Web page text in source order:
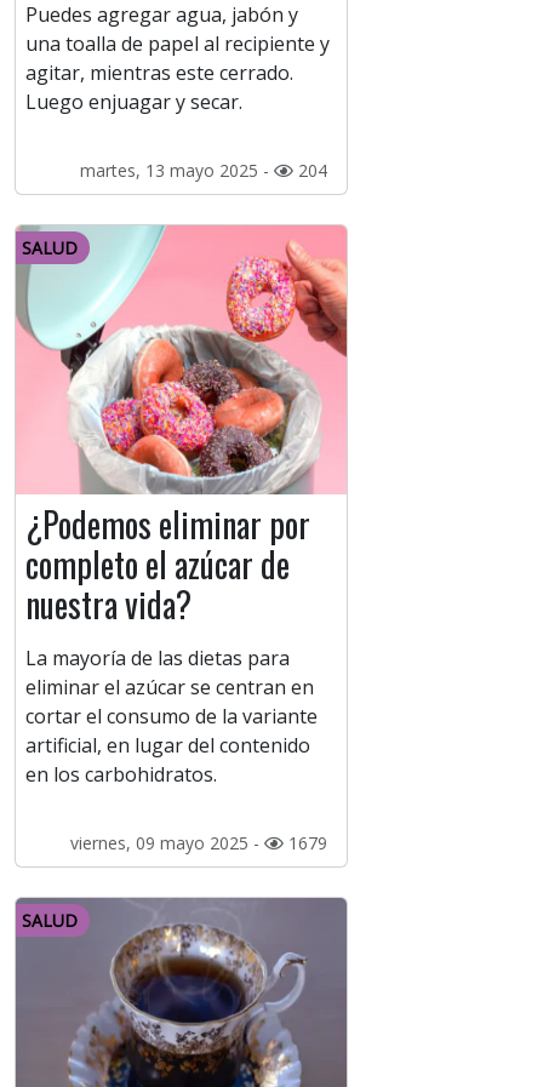
Puedes agregar agua, jabón y
una toalla de papel al recipiente y
agitar, mientras este cerrado.
Luego enjuagar y secar.
martes, 13 mayo 2025 - 204
SALUD
¿Podemos eliminar por
completo el azúcar de
nuestra vida?
La mayoría de las dietas para
eliminar el azúcar se centran en
cortar el consumo de la variante
artificial, en lugar del contenido
en los carbohidratos.
viernes, 09 mayo 2025 - 1679
SALUD